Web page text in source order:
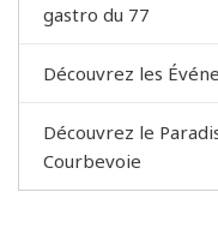
gastro du 77
Découvrez les
Découvrez le
Courbevoie